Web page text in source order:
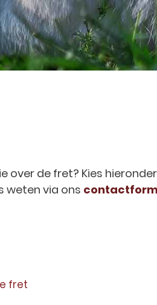
over de fret? Kies
weten via ons
fret